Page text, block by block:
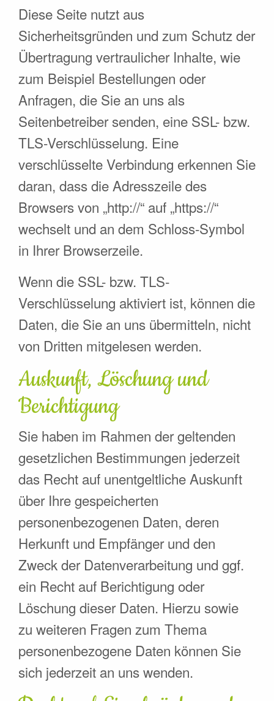
Diese Seite nutzt aus
Sicherheitsgründen und zum Schutz der
Übertragung vertraulicher Inhalte, wie
zum Beispiel Bestellungen oder
Anfragen, die Sie an uns als
Seitenbetreiber senden, eine SSL- bzw.
TLS-Verschlüsselung. Eine
verschlüsselte Verbindung erkennen Sie
daran, dass die Adresszeile des
Browsers von „http://“ auf „https://“
wechselt und an dem Schloss-Symbol
in Ihrer Browserzeile.
Wenn die SSL- bzw. TLS-
Verschlüsselung aktiviert ist, können die
Daten, die Sie an uns übermitteln, nicht
von Dritten mitgelesen werden.
Auskunft, Löschung und
Berichtigung
Sie haben im Rahmen der geltenden
gesetzlichen Bestimmungen jederzeit
das Recht auf unentgeltliche Auskunft
über Ihre gespeicherten
personenbezogenen Daten, deren
Herkunft und Empfänger und den
Zweck der Datenverarbeitung und ggf.
ein Recht auf Berichtigung oder
Löschung dieser Daten. Hierzu sowie
zu weiteren Fragen zum Thema
personenbezogene Daten können Sie
sich jederzeit an uns wenden.